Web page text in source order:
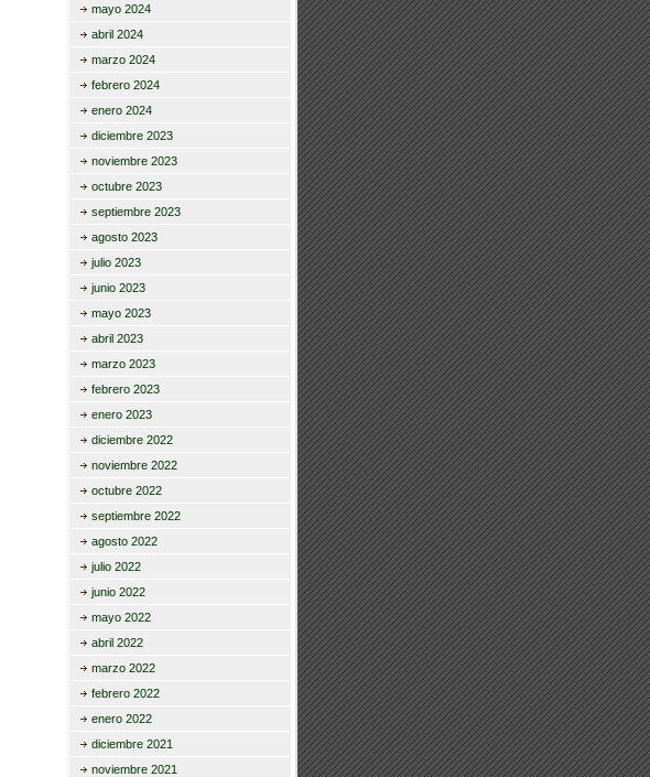
mayo 2024
abril 2024
marzo 2024
febrero 2024
enero 2024
diciembre 2023
noviembre 2023
octubre 2023
septiembre 2023
agosto 2023
julio 2023
junio 2023
mayo 2023
abril 2023
marzo 2023
febrero 2023
enero 2023
diciembre 2022
noviembre 2022
octubre 2022
septiembre 2022
agosto 2022
julio 2022
junio 2022
mayo 2022
abril 2022
marzo 2022
febrero 2022
enero 2022
diciembre 2021
noviembre 2021